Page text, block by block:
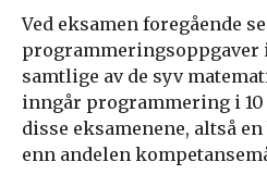
Ved eksamen foregående
programmeringsoppgaver
samtlige av de syv
inngår programmering i 10
disse eksamenene, altså
enn andelen